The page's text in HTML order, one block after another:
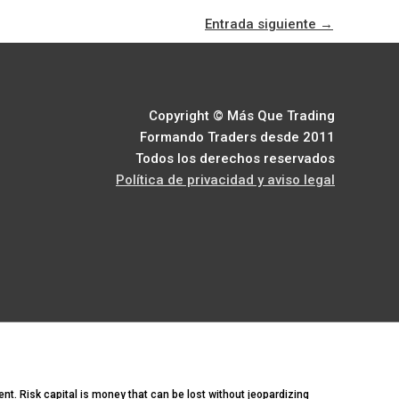
Entrada siguiente →
Copyright © Más Que Trading
Formando Traders desde 2011
Todos los derechos reservados
Política de privacidad y aviso legal
Risk capital is money that can be lost without jeopardizing